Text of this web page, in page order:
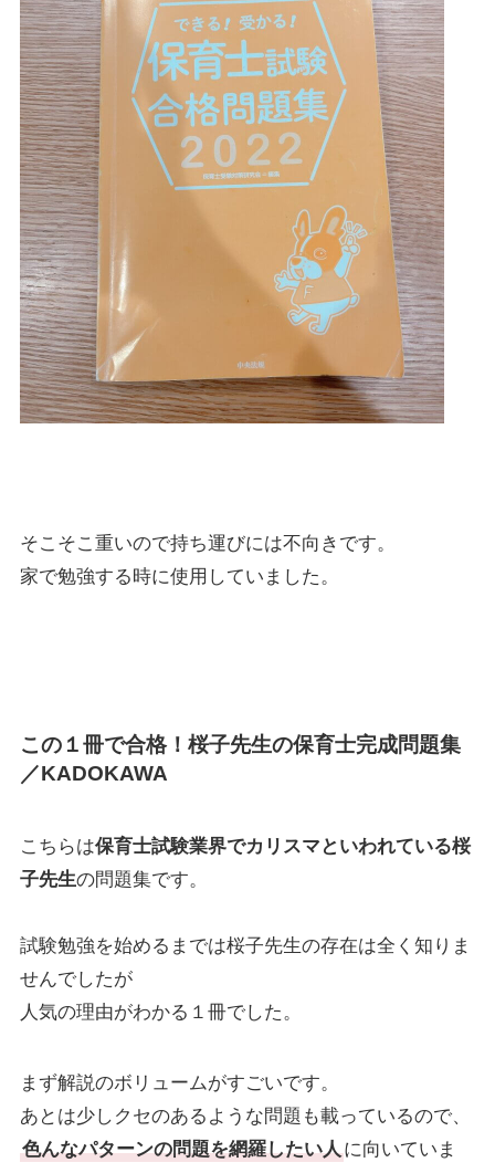
そこそこ重いので持ち運びには不向きです。
家で勉強する時に使用していました。
この１冊で合格！桜子先生の保育士完成問題集
／KADOKAWA
こちらは保育士試験業界でカリスマといわれている桜
子先生の問題集です。
試験勉強を始めるまでは桜子先生の存在は全く知りま
せんでしたが
人気の理由がわかる１冊でした。
まず解説のボリュームがすごいです。
あとは少しクセのあるような問題も載っているので、
色んなパターンの問題を網羅したい人に向いていま